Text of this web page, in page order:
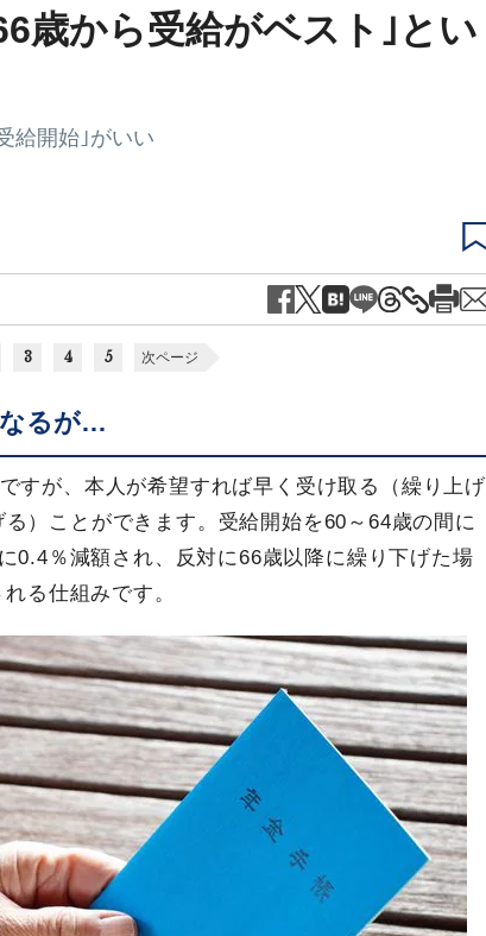
歳から受給がベスト｣とい
給開始｣がいい
3 4 5 次ページ
なるが…
すが、本人が希望すれば早く受け取る（繰り上げ
）ことができます。受給開始を60～64歳の間に
0.4％減額され、反対に66歳以降に繰り下げた場
る仕組みです。